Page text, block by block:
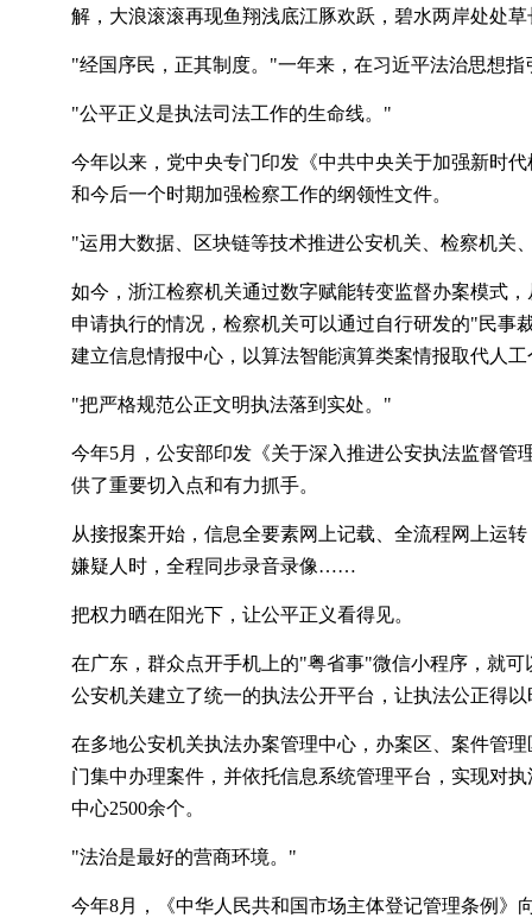
解，大浪滚滚再现鱼翔浅底江豚欢跃，碧水两岸处处
"经国序民，正其制度。"一年来，在习近平法治思想
"公平正义是执法司法工作的生命线。"
今年以来，党中央专门印发《中共中央关于加强新时
和今后一个时期加强检察工作的纲领性文件。
"运用大数据、区块链等技术推进公安机关、检察机关
如今，浙江检察机关通过数字赋能转变监督办案模式
申请执行的情况，检察机关可以通过自行研发的"民事
建立信息情报中心，以算法智能演算类案情报取代人
"把严格规范公正文明执法落到实处。"
今年5月，公安部印发《关于深入推进公安执法监督
供了重要切入点和有力抓手。
从接报案开始，信息全要素网上记载、全流程网上运
嫌疑人时，全程同步录音录像……
把权力晒在阳光下，让公平正义看得见。
在广东，群众点开手机上的"粤省事"微信小程序，就可
公安机关建立了统一的执法公开平台，让执法公正得
在多地公安机关执法办案管理中心，办案区、案件管
门集中办理案件，并依托信息系统管理平台，实现对
中心2500余个。
"法治是最好的营商环境。"
今年8月，《中华人民共和国市场主体登记管理条例》